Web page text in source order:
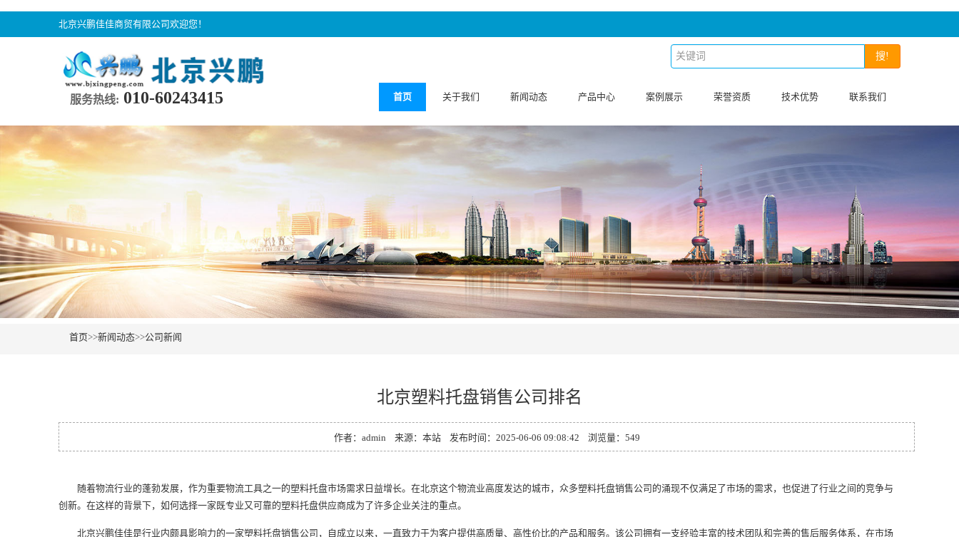
北京兴鹏佳佳商贸有限公司欢迎您！
服务热线: 010-60243415
搜!
首页 关于我们 新闻动态 产品中心 案例展示 荣誉资质 技术优势 联系我们
首页>>新闻动态>>公司新闻
北京塑料托盘销售公司排名
作者：admin 来源：本站 发布时间：2025-06-06 09:08:42 浏览量：549
随着物流行业的蓬勃发展，作为重要物流工具之一的塑料托盘市场需求日益增长。在北京这个物流业高度发达的城市，众多塑料托盘销售公司的涌现不仅满足了市场的需求，也促进了行业之间的竞争与
创新。在这样的背景下，如何选择一家既专业又可靠的塑料托盘供应商成为了许多企业关注的重点。
北京兴鹏佳佳是行业内颇具影响力的一家塑料托盘销售公司，自成立以来，一直致力于为客户提供高质量、高性价比的产品和服务。该公司拥有一支经验丰富的技术团队和完善的售后服务体系，在市场